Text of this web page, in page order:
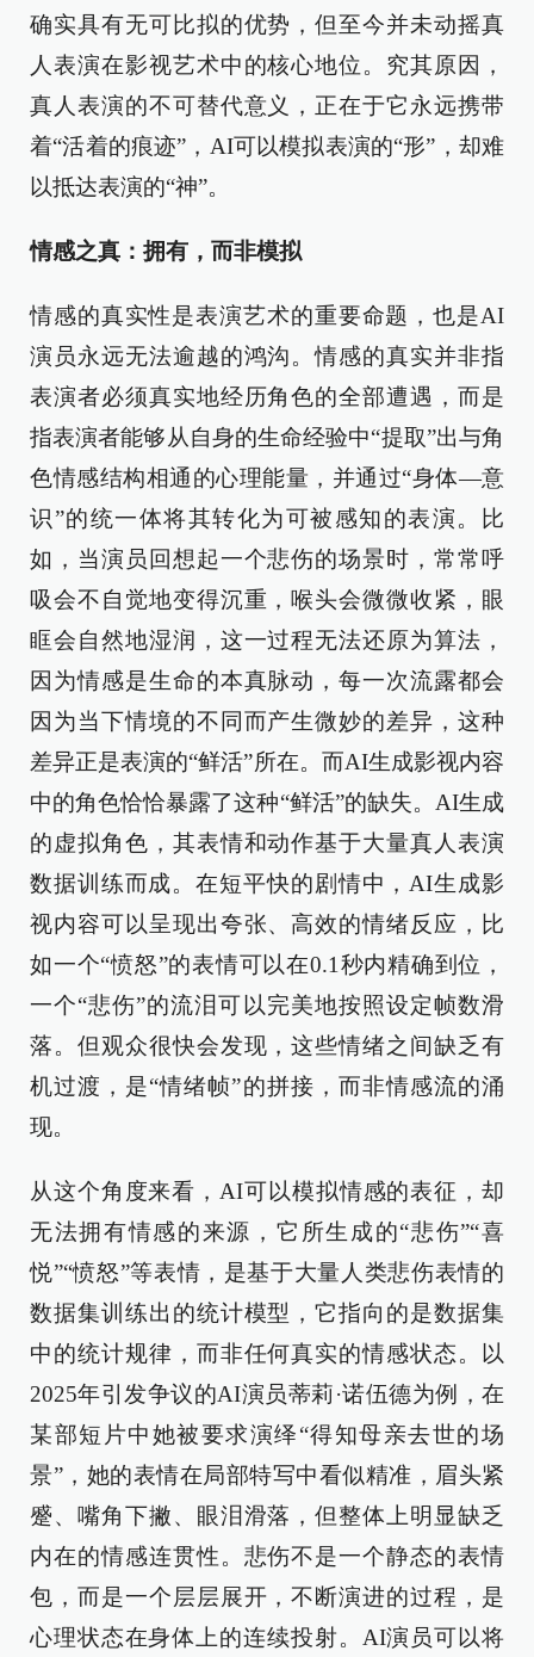
确实具有无可比拟的优势，但至今并未动摇真
人表演在影视艺术中的核心地位。究其原因，
真人表演的不可替代意义，正在于它永远携带
着“活着的痕迹”，AI可以模拟表演的“形”，却难
以抵达表演的“神”。
情感之真：拥有，而非模拟
情感的真实性是表演艺术的重要命题，也是AI
演员永远无法逾越的鸿沟。情感的真实并非指
表演者必须真实地经历角色的全部遭遇，而是
指表演者能够从自身的生命经验中“提取”出与角
色情感结构相通的心理能量，并通过“身体—意
识”的统一体将其转化为可被感知的表演。比
如，当演员回想起一个悲伤的场景时，常常呼
吸会不自觉地变得沉重，喉头会微微收紧，眼
眶会自然地湿润，这一过程无法还原为算法，
因为情感是生命的本真脉动，每一次流露都会
因为当下情境的不同而产生微妙的差异，这种
差异正是表演的“鲜活”所在。而AI生成影视内容
中的角色恰恰暴露了这种“鲜活”的缺失。AI生成
的虚拟角色，其表情和动作基于大量真人表演
数据训练而成。在短平快的剧情中，AI生成影
视内容可以呈现出夸张、高效的情绪反应，比
如一个“愤怒”的表情可以在0.1秒内精确到位，
一个“悲伤”的流泪可以完美地按照设定帧数滑
落。但观众很快会发现，这些情绪之间缺乏有
机过渡，是“情绪帧”的拼接，而非情感流的涌
现。
从这个角度来看，AI可以模拟情感的表征，却
无法拥有情感的来源，它所生成的“悲伤”“喜
悦”“愤怒”等表情，是基于大量人类悲伤表情的
数据集训练出的统计模型，它指向的是数据集
中的统计规律，而非任何真实的情感状态。以
2025年引发争议的AI演员蒂莉·诺伍德为例，在
某部短片中她被要求演绎“得知母亲去世的场
景”，她的表情在局部特写中看似精准，眉头紧
蹙、嘴角下撇、眼泪滑落，但整体上明显缺乏
内在的情感连贯性。悲伤不是一个静态的表情
包，而是一个层层展开，不断演进的过程，是
心理状态在身体上的连续投射。AI演员可以将